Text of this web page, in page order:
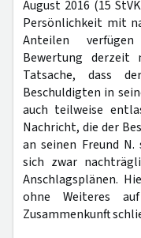
August 2016 (15
Persönlichkeit mit
Anteilen
Bewertung
Tatsache, dass
Beschuldigten in
auch teilweise
Nachricht, die der
an seinen Freund
sich zwar
Anschlagsplänen.
ohne Weiteres
Zusammenkunft